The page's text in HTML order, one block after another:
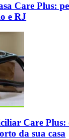
Care Plus:
e RJ
Care Plus:
da sua casa